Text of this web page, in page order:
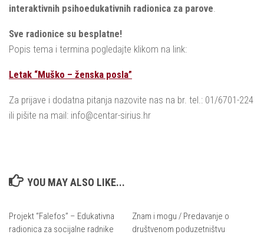
interaktivnih psihoedukativnih radionica za parove.
Sve radionice su besplatne!
Popis tema i termina pogledajte klikom na link:
Letak “Muško – ženska posla”
Za prijave i dodatna pitanja nazovite nas na br. tel.: 01/6701-224
ili pišite na mail: info@centar-sirius.hr
YOU MAY ALSO LIKE...
Projekt “Falefos” – Edukativna
radionica za socijalne radnike
Znam i mogu / Predavanje o
društvenom poduzetništvu